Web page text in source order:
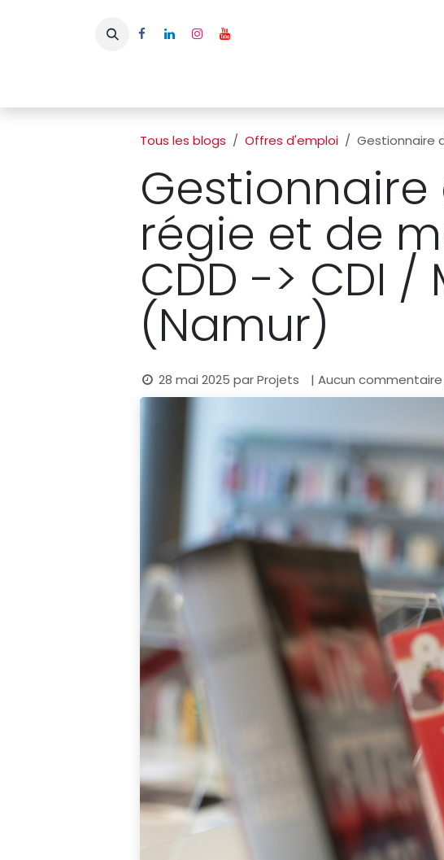
Tous les blogs Offres d'emploi Gestionnaire
régie et de
CDD -> CDI /
(Namur)
28 mai 2025 parProjets | Aucun